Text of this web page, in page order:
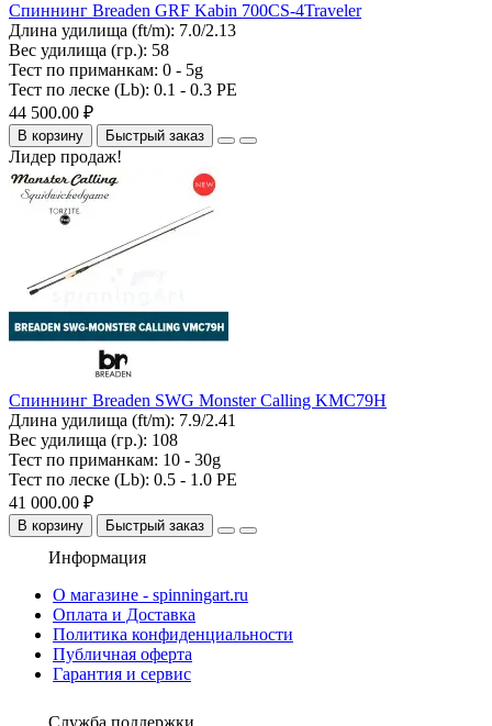
Спиннинг Breaden GRF Kabin 700CS-4Traveler
Длина удилища (ft/m): 7.0/2.13
Вес удилища (гр.): 58
Тест по приманкам: 0 - 5g
Тест по леске (Lb): 0.1 - 0.3 PE
44 500.00 ₽
В корзину Быстрый заказ
Лидер продаж!
Спиннинг Breaden SWG Monster Calling KMC79H
Длина удилища (ft/m): 7.9/2.41
Вес удилища (гр.): 108
Тест по приманкам: 10 - 30g
Тест по леске (Lb): 0.5 - 1.0 PE
41 000.00 ₽
В корзину Быстрый заказ
Информация
О магазине - spinningart.ru
Оплата и Доставка
Политика конфиденциальности
Публичная оферта
Гарантия и сервис